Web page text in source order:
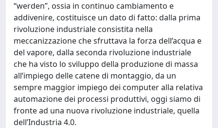
“werden”, ossia in continuo cambiamento e
addivenire, costituisce un dato di fatto: dalla prima
rivoluzione industriale consistita nella
meccanizzazione che sfruttava la forza dell’acqua e
del vapore, dalla seconda rivoluzione industriale
che ha visto lo sviluppo della produzione di massa
all’impiego delle catene di montaggio, da un
sempre maggior impiego dei computer alla relativa
automazione dei processi produttivi, oggi siamo di
fronte ad una nuova rivoluzione industriale, quella
dell’Industria 4.0.